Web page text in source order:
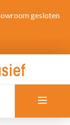
gesloten